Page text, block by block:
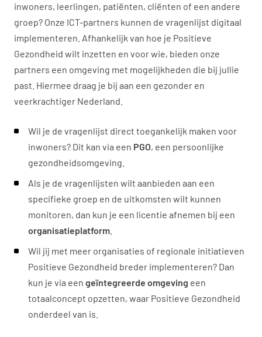
inwoners, leerlingen, patiënten, cliënten of een andere
groep? Onze ICT-partners kunnen de vragenlijst digitaal
implementeren. Afhankelijk van hoe je Positieve
Gezondheid wilt inzetten en voor wie, bieden onze
partners een omgeving met mogelijkheden die bij jullie
past. Hiermee draag je bij aan een gezonder en
veerkrachtiger Nederland.
Wil je de vragenlijst direct toegankelijk maken voor
inwoners? Dit kan via een PGO, een persoonlijke
gezondheidsomgeving.
Als je de vragenlijsten wilt aanbieden aan een
specifieke groep en de uitkomsten wilt kunnen
monitoren, dan kun je een licentie afnemen bij een
organisatieplatform
Wil jij met meer organisaties of regionale initiatieven
Positieve Gezondheid breder implementeren? Dan
kun je via een geïntegreerde omgeving een
totaalconcept opzetten, waar Positieve Gezondheid
onderdeel van is.